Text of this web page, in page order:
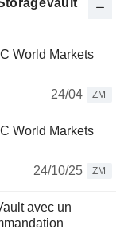
World Markets
24/04
ZM
World Markets
24/10/25
ZM
avec un